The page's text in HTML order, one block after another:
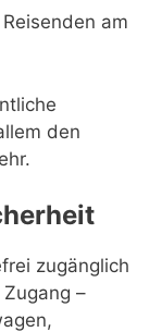
am
den
zugänglich
–